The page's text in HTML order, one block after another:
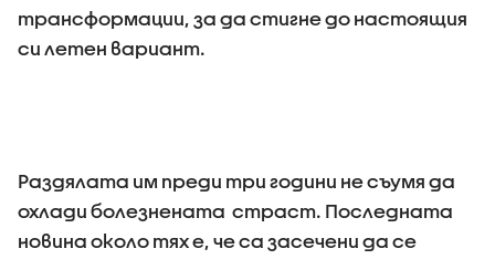
трансформации, за да стигне до настоящия
си летен вариант.
Раздялата им преди три години не съумя да
охлади болезнената страст. Последната
новина около тях е, че са засечени да се